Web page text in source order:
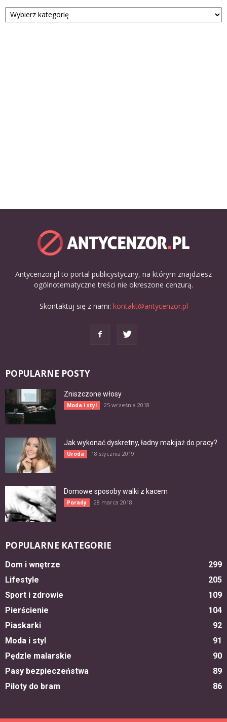
Kategorie
Antycenzor.pl to portal publicystyczny, na którym znajdziesz
ogólnotematyczne treści nie okreszone cenzurą.
Skontaktuj się z nami: kontakt@antycenzor.pl
POPULARNE POSTY
Zniszczone włosy
Moda i styl 25 września 2018
Jak wykonać dyskretny, ładny makijaż do pracy?
Uroda 18 stycznia 2019
Domowe sposoby walki z kacem
Porady 28 marca 2018
POPULARNE KATEGORIE
Dom i wnętrze
299
Lifestyle
205
Sport i zdrowie
109
Pierścienie
104
Piaskarki
92
Moda i styl
91
Pędzle malarskie
90
Pasy bezpieczeństwa
89
Piloty do bram
86